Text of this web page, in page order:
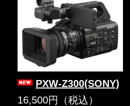
PXW-Z300(SONY)
16,500円（税込）